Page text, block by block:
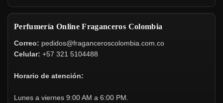
Perfumería Online Fraganceros Colombia
Correo: pedidos@fraganceroscolombia.com.co
Celular: +57 321 5104488
Horario de atención:
Lunes a viernes 9:00 AM a 6:00 PM.